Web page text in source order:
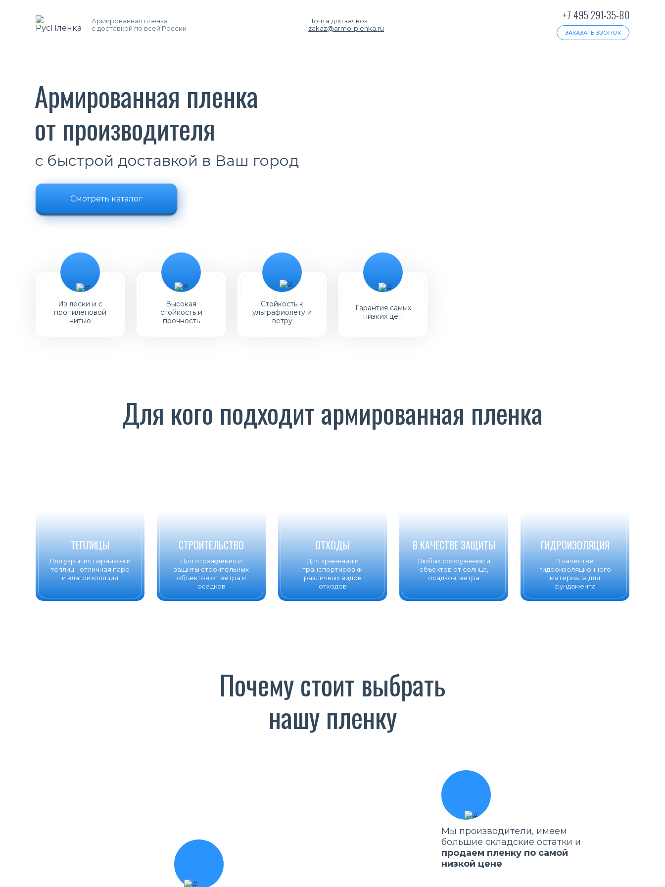
Армированная пленка
с доставкой по всей России
Почта для заявок:
zakaz@armo-plenka.ru
+7 495 291-35-80
ЗАКАЗАТЬ ЗВОНОК
Армированная пленка
от производителя
с быстрой доставкой в Ваш город
Смотреть каталог
Из лески и с
пропиленовой
нитью
Высокая
стойкость и
прочность
Стойкость к
ультрафиолету и
ветру
Гарантия самых
низких цен
Для кого подходит армированная пленка
ТЕПЛИЦЫ
Для укрытия парников и
теплиц - отличная паро
и влагоизоляция
СТРОИТЕЛЬСТВО
Для ограждения и
защиты строительных
объектов от ветра и
осадков
ОТХОДЫ
Для хранения и
транспортировки
различных видов
отходов
В КАЧЕСТВЕ ЗАЩИТЫ
Любых сооружений и
объектов от солнца,
осадков, ветра
ГИДРОИЗОЛЯЦИЯ
В качестве
гидроизоляционного
материала для
фундамента
Почему стоит выбрать
нашу пленку
Мы производители, имеем
большие складские остатки и
продаем пленку по самой
низкой цене